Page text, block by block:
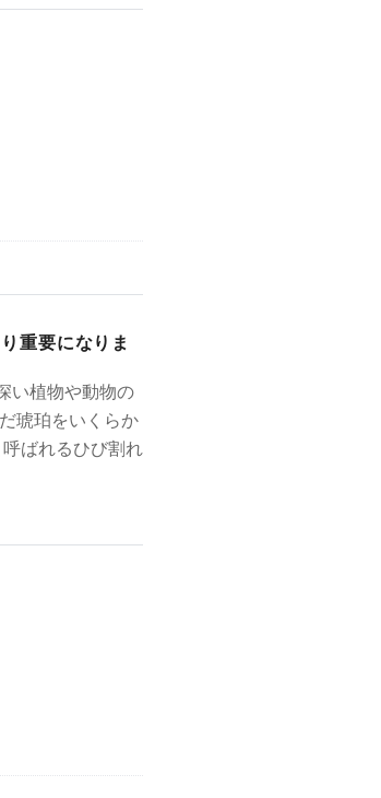
重要になりま
い植物や動物の
琥珀をいくらか
ばれるひび割れ